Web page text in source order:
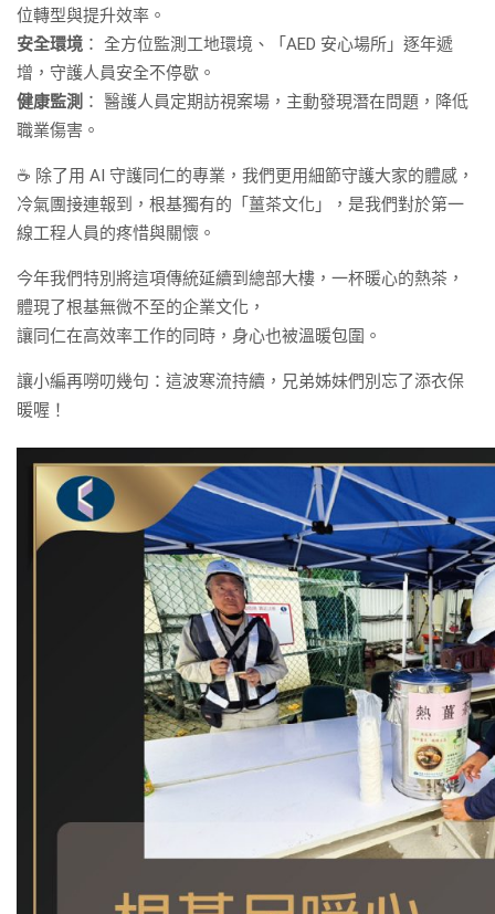
位轉型與提升效率。
安全環境 ： 全方位監測工地環境、「AED 安心場所」逐年遞
增，守護人員安全不停歇。
健康監測 ： 醫護人員定期訪視案場，主動發現潛在問題，降低
職業傷害。
☕ 除了用 AI 守護同仁的專業，我們更用細節守護大家的體感，
冷氣團接連報到，根基獨有的「薑茶文化」，是我們對於第一
線工程人員的疼惜與關懷。
今年我們特別將這項傳統延續到總部大樓，一杯暖心的熱茶，
體現了根基無微不至的企業文化，
讓同仁在高效率工作的同時，身心也被溫暖包圍。
讓小編再嘮叨幾句：這波寒流持續，兄弟姊妹們別忘了添衣保
暖喔！